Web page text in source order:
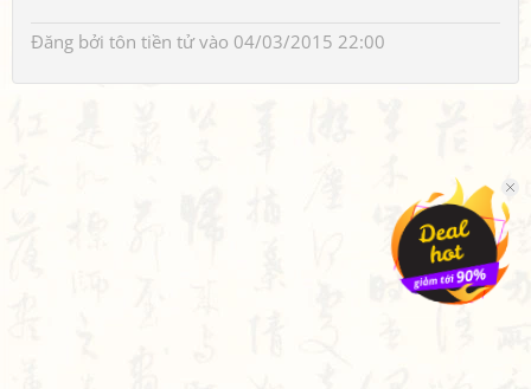
Đăng bởi tôn tiền tửvào 04/03/2015 22:00